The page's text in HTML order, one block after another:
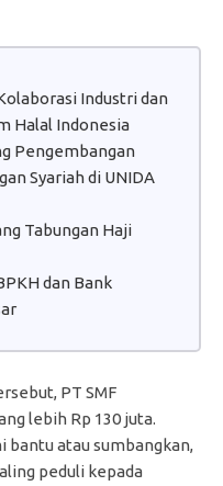
Industri dan
Halal Indonesia
Pengembangan
Syariah di UNIDA
Tabungan Haji
dan Bank
PT SMF
lebih Rp 130 juta.
bantu atau sumbangkan,
peduli kepada